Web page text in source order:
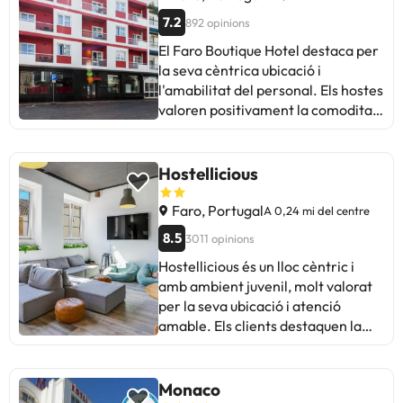
7.2 892 opinions
El Faro Boutique Hotel destaca per
la seva cèntrica ubicació i
l'amabilitat del personal. Els hostes
valoren positivament la comoditat
amb detalls a millorar.
Hostellicious
Faro, PortugalA 0,24 mi del centre
8.5 3011 opinions
Hostellicious és un lloc cèntric i
amb ambient juvenil, molt valorat
per la seva ubicació i atenció
amable. Els clients destaquen la
esmenten sorolls nocturns al
Monaco